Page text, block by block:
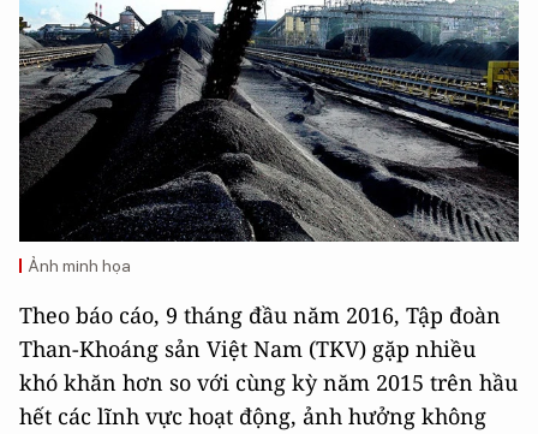
Ảnh minh họa
Theo báo cáo, 9 tháng đầu năm 2016, Tập đoàn
Than-Khoáng sản Việt Nam (TKV) gặp nhiều
khó khăn hơn so với cùng kỳ năm 2015 trên hầu
hết các lĩnh vực hoạt động, ảnh hưởng không